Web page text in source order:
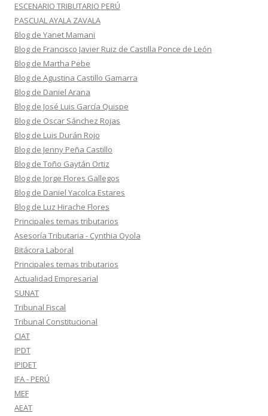
ESCENARIO TRIBUTARIO PERÚ
PASCUAL AYALA ZAVALA
Blog de Yanet Mamani
Blog de Francisco Javier Ruiz de Castilla Ponce de León
Blog de Martha Pebe
Blog de Agustina Castillo Gamarra
Blog de Daniel Arana
Blog de José Luis García Quispe
Blog de Oscar Sánchez Rojas
Blog de Luis Durán Rojo
Blog de Jenny Peña Castillo
Blog de Toño Gaytán Ortiz
Blog de Jorge Flores Gallegos
Blog de Daniel Yacolca Estares
Blog de Luz Hirache Flores
Principales temas tributarios
Asesoría Tributaria - Cynthia Oyola
Bitácora Laboral
Principales temas tributarios
Actualidad Empresarial
SUNAT
Tribunal Fiscal
Tribunal Constitucional
CIAT
IPDT
IPIDET
IFA - PERÚ
MEF
AEAT